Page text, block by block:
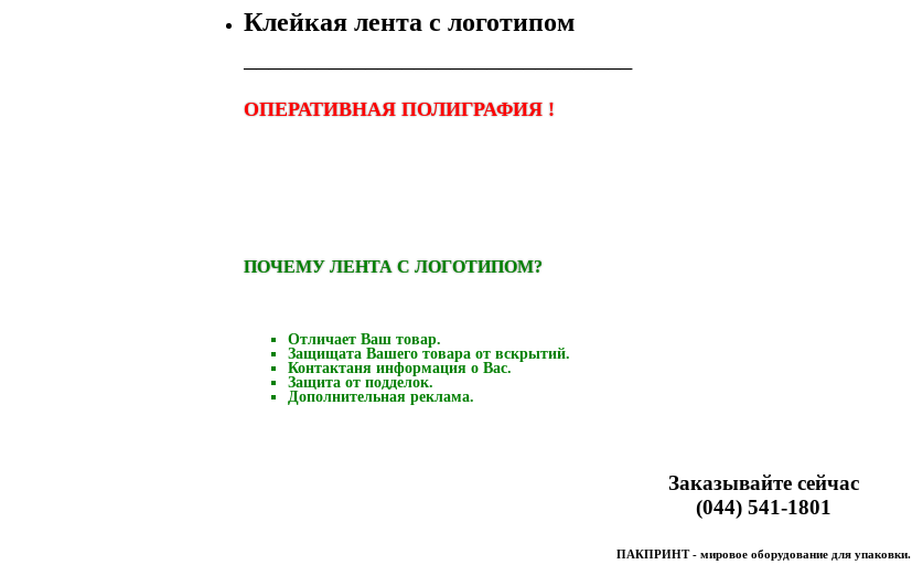
Клейкая лента с логотипом
────────────────────────────────
ОПЕРАТИВНАЯ ПОЛИГРАФИЯ !
ПОЧЕМУ ЛЕНТА С ЛОГОТИПОМ?
Отличает Ваш товар.
Защищата Вашего товара от вскрытий.
Контактаня информация о Вас.
Защита от подделок.
Дополнительная реклама.
Заказывайте сейчас
(044) 541-1801
ПАКПРИНТ - мировое оборудование для упаковки.